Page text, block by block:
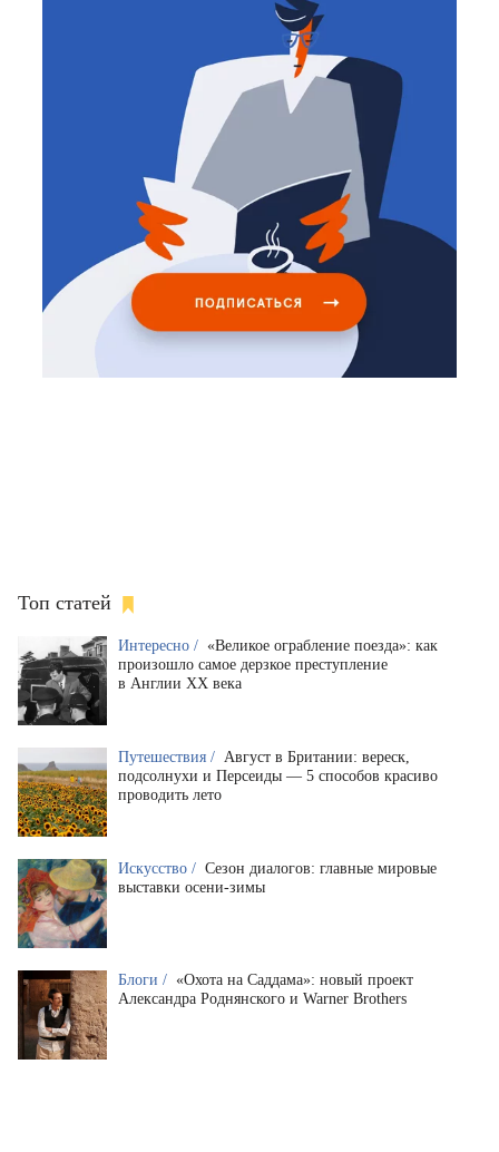
Топ статей
Интересно / «Великое ограбление поезда»: как
произошло самое дерзкое преступление
в Англии XX века
Путешествия / Август в Британии: вереск,
подсолнухи и Персеиды — 5 способов красиво
проводить лето
Искусство / Сезон диалогов: главные мировые
выставки осени-зимы
Блоги / «Охота на Саддама»: новый проект
Александра Роднянского и Warner Brothers